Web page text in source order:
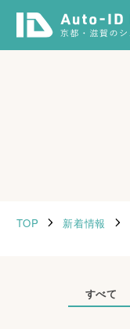
TOP 新着情報
すべて